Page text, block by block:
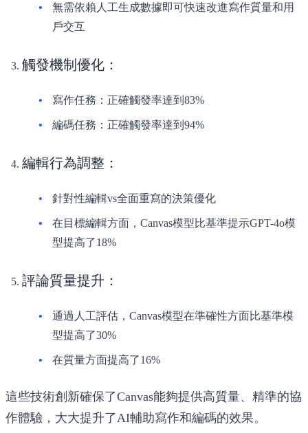
無需依賴人工生成數據即可快速改進寫作質量和用
戶交互
觸發機制優化 ：
寫作任務：正確觸發率達到83%
編碼任務：正確觸發率達到94%
編輯行為調整 ：
針對性編輯vs全面重寫的決策優化
在目標編輯方面，Canvas模型比基準提示GPT-4o模
型提高了18%
評論質量提升 ：
通過人工評估，Canvas模型在準確性方面比基準模
型提高了30%
在質量方面提高了16%
這些技術創新確保了Canvas能夠提供高質量、精準的協
作體驗，大大提升了AI輔助寫作和編碼的效果。